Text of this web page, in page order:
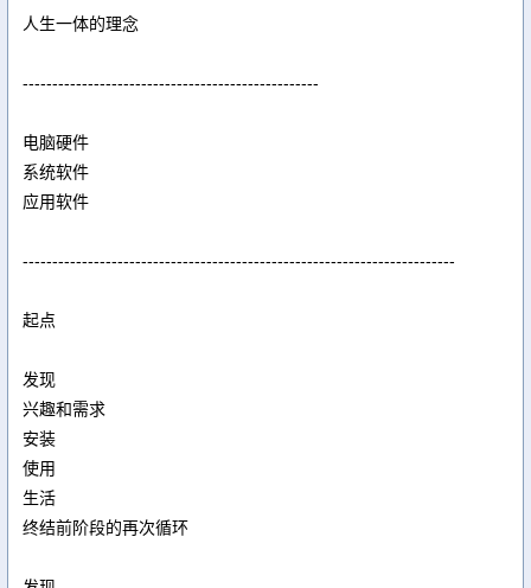
人生一体的理念
--------------------------------------------------
电脑硬件
系统软件
应用软件
-------------------------------------------------------------------------
起点
发现
兴趣和需求
安装
使用
生活
终结前阶段的再次循环